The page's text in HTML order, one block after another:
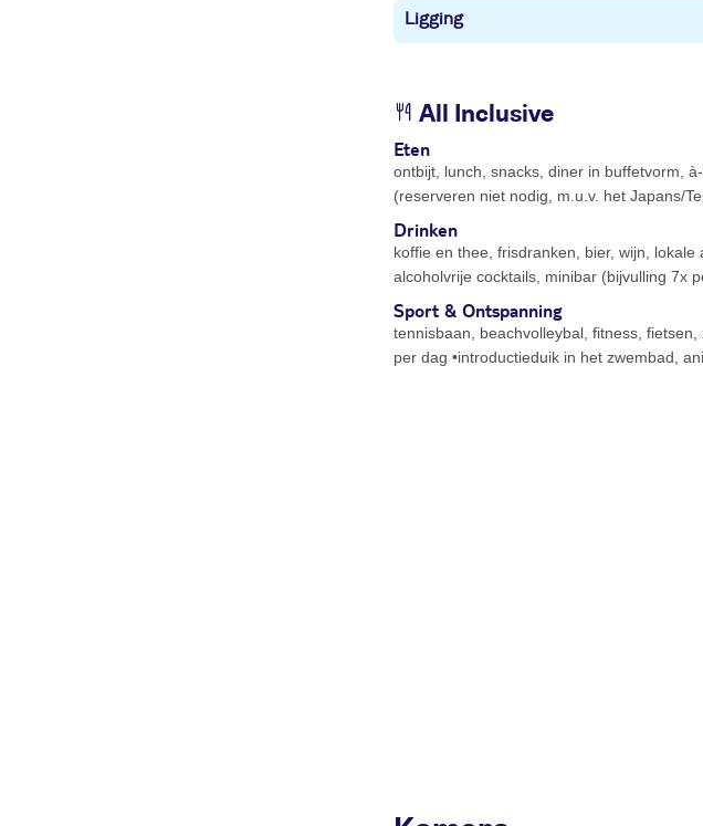
Ligging
All Inclusive
Eten
ontbijt, lunch, snacks, diner in buffetvorm,
(reserveren niet nodig, m.u.v. het Japans/
Drinken
koffie en thee, frisdranken, bier, wijn,
alcoholvrije cocktails, minibar (bijvulling 7x
Sport & Ontspanning
tennisbaan, beachvolleybal, fitness,
per dag •introductieduik in het zwembad,